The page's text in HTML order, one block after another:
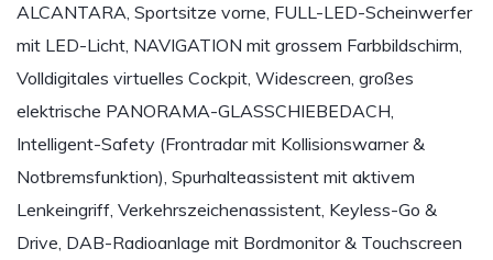
ALCANTARA, Sportsitze vorne, FULL-LED-Scheinwerfer
mit LED-Licht, NAVIGATION mit grossem Farbbildschirm,
Volldigitales virtuelles Cockpit, Widescreen, großes
elektrische PANORAMA-GLASSCHIEBEDACH,
Intelligent-Safety (Frontradar mit Kollisionswarner &
Notbremsfunktion), Spurhalteassistent mit aktivem
Lenkeingriff, Verkehrszeichenassistent, Keyless-Go &
Drive, DAB-Radioanlage mit Bordmonitor & Touchscreen